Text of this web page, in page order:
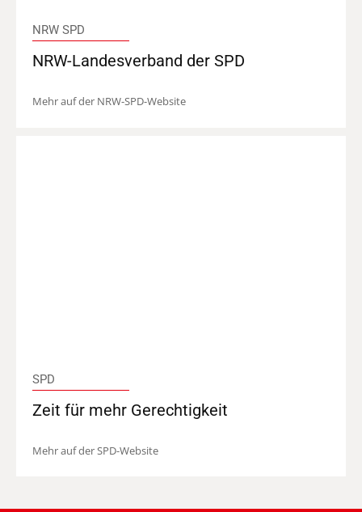
NRW SPD
NRW-Landesverband der SPD
Mehr auf der NRW-SPD-Website
SPD
Zeit für mehr Gerechtigkeit
Mehr auf der SPD-Website